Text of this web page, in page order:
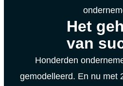
Het
van
Honderden
gemodelleerd. En nu met